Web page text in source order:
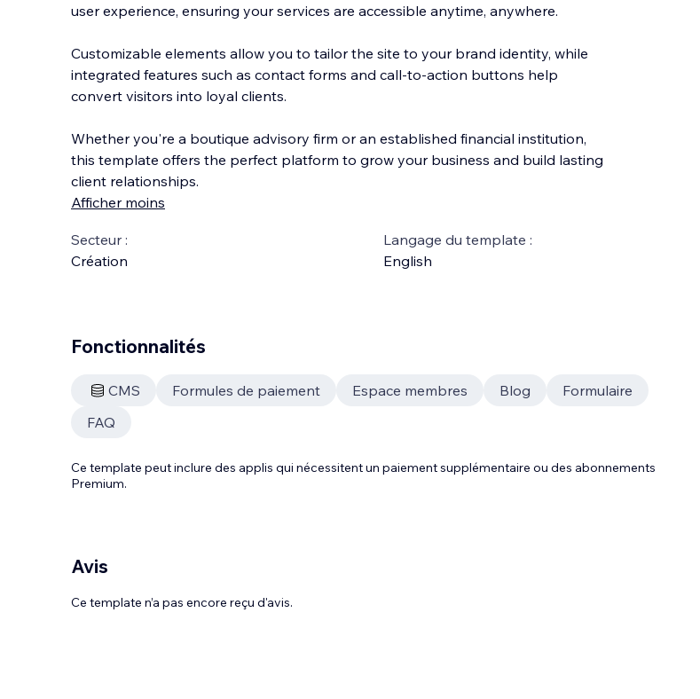
user experience, ensuring your services are accessible anytime, anywhere.
Customizable elements allow you to tailor the site to your brand identity, while
integrated features such as contact forms and call-to-action buttons help
convert visitors into loyal clients.
Whether you're a boutique advisory firm or an established financial institution,
this template offers the perfect platform to grow your business and build lasting
client relationships.
Afficher moins
Secteur :
Création
Langage du template :
English
Fonctionnalités
CMS Formules de paiement Espace membres Blog
Formulaire
FAQ
Ce template peut inclure des applis qui nécessitent un paiement supplémentaire ou des abonnements
Premium.
Avis
Ce template n’a pas encore reçu d'avis.